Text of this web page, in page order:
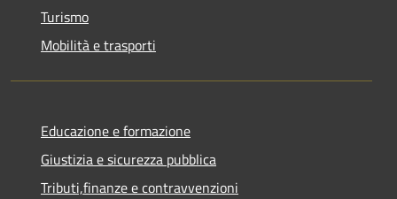
Turismo
Mobilità e trasporti
Educazione e formazione
Giustizia e sicurezza pubblica
Tributi,finanze e contravvenzioni